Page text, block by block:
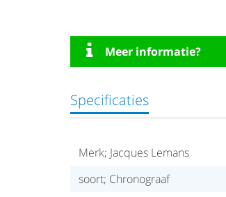
Meer informatie?
Specificaties
Merk; Jacques Lemans
soort; Chronograaf